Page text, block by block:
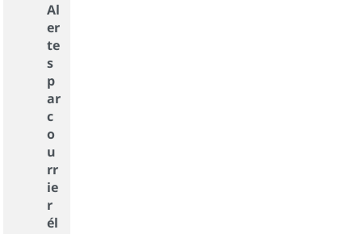
Al
er
te
s
p
ar
c
o
u
rr
ie
r
él